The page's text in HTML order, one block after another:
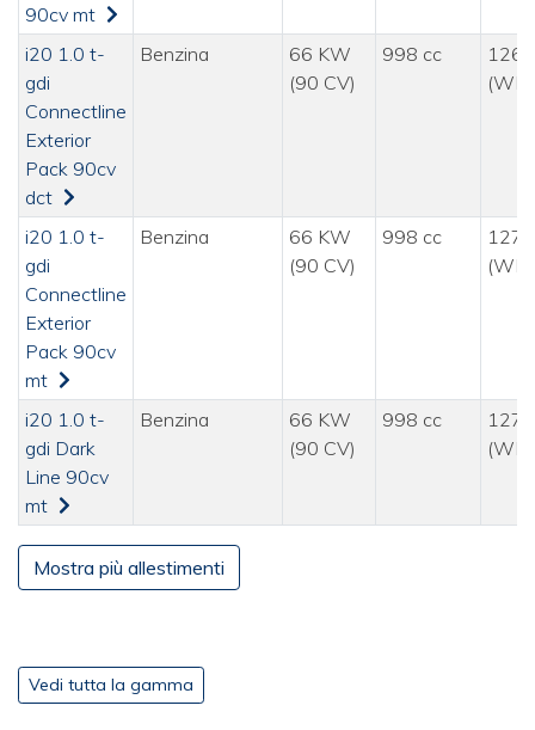
90cv mt
i20 1.0 t-
gdi
Connectline
Exterior
Pack 90cv
dct
Benzina
66 KW
(90 CV)
998 cc
126
i20 1.0 t-
gdi
Connectline
Exterior
Pack 90cv
mt
Benzina
66 KW
(90 CV)
998 cc
127
i20 1.0 t-
gdi Dark
Line 90cv
mt
Benzina
66 KW
(90 CV)
998 cc
127
Mostra più allestimenti
Vedi tutta la gamma